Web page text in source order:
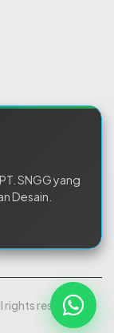
SNGG yang
Desain.
rights reserved.